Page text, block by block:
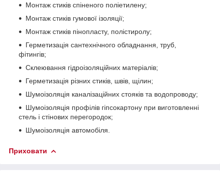
Монтаж стиків спіненого поліетилену;
Монтаж стиків гумової ізоляції;
Монтаж стиків пінопласту, полістиролу;
Герметизація сантехнічного обладнання, труб,
фітингів;
Склеювання гідроізоляційних матеріалів;
Герметизація різних стиків, швів, щілин;
Шумоізоляція каналізаційних стояків та водопроводу;
Шумоізоляція профілів гіпсокартону при виготовленні
стель і стінових перегородок;
Шумоізоляція автомобіля.
Приховати